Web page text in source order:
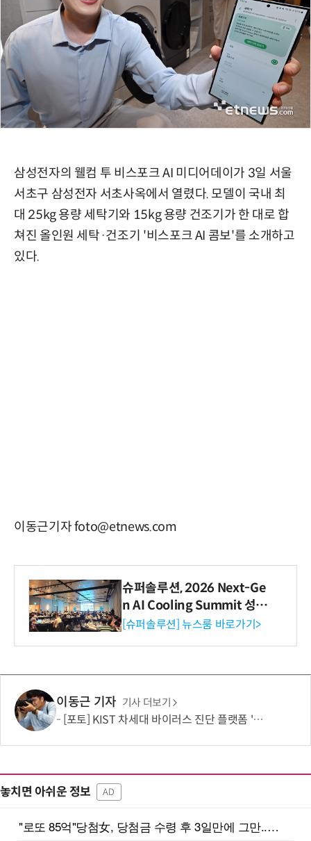
삼성전자의 웰컴 투 비스포크 AI 미디어데이가 3일 서울
서초구 삼성전자 서초사옥에서 열렸다. 모델이 국내 최
대 25kg 용량 세탁기와 15kg 용량 건조기가 한 대로 합
쳐진 올인원 세탁·건조기 '비스포크 AI 콤보'를 소개하고
있다.
이동근기자 foto@etnews.com
슈퍼솔루션, 2026 Next-Ge
n AI Cooling Summit 성황
리 성료
[슈퍼솔루션] 뉴스룸 바로가기>
이동근 기자 기사 더보기
[포토] KIST 차세대 바이러스 진단 플랫폼 '퓨전 어세이' 개발
놓치면 아쉬운 정보 AD